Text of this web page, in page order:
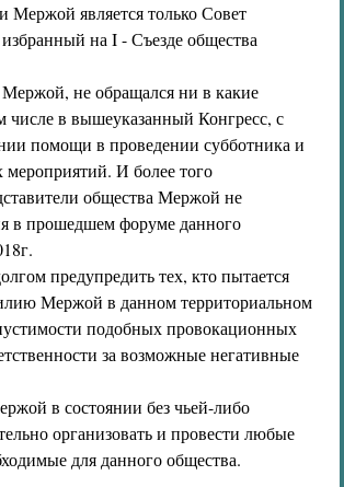
Мержой является только Совет
на I - Съезде общества
не обращался ни в какие
числе в вышеуказанный Конгресс, с
помощи в проведении субботника и
мероприятий. И более того
общества Мержой не
в прошедшем форуме данного
предупредить тех, кто пытается
Мержой в данном территориальном
подобных провокационных
за возможные негативные
в состоянии без чьей-либо
организовать и провести любые
для данного общества.